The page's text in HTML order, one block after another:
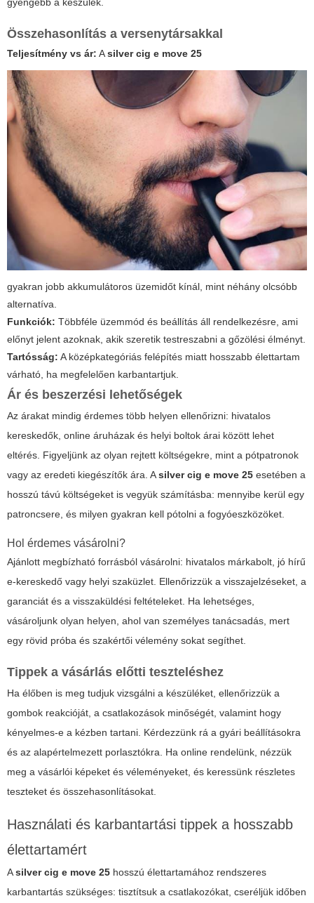
Összehasonlítás a versenytársakkal
Teljesítmény vs ár: Asilver cig e move 25
gyakran jobb akkumulátoros üzemidőt kínál, mint néhány olcsóbb
alternatíva.
Funkciók: Többféle üzemmód és beállítás áll rendelkezésre, ami
előnyt jelent azoknak, akik szeretik testreszabni a gőzölési élményt.
Tartósság: A középkategóriás felépítés miatt hosszabb élettartam
várható, ha megfelelően karbantartjuk.
Ár és beszerzési lehetőségek
Az árakat mindig érdemes több helyen ellenőrizni: hivatalos
kereskedők, online áruházak és helyi boltok árai között lehet
eltérés. Figyeljünk az olyan rejtett költségekre, mint a pótpatronok
vagy az eredeti kiegészítők ára. Asilver cig e move 25 esetében a
hosszú távú költségeket is vegyük számításba: mennyibe kerül egy
patroncsere, és milyen gyakran kell pótolni a fogyóeszközöket.
Hol érdemes vásárolni?
Ajánlott megbízható forrásból vásárolni: hivatalos márkabolt, jó hírű
e-kereskedő vagy helyi szaküzlet. Ellenőrizzük a visszajelzéseket, a
garanciát és a visszaküldési feltételeket. Ha lehetséges,
vásároljunk olyan helyen, ahol van személyes tanácsadás, mert
egy rövid próba és szakértői vélemény sokat segíthet.
Tippek a vásárlás előtti teszteléshez
Ha élőben is meg tudjuk vizsgálni a készüléket, ellenőrizzük a
gombok reakcióját, a csatlakozások minőségét, valamint hogy
kényelmes-e a kézben tartani. Kérdezzünk rá a gyári beállításokra
és az alapértelmezett porlasztókra. Ha online rendelünk, nézzük
meg a vásárlói képeket és véleményeket, és keressünk részletes
teszteket és összehasonlításokat.
Használati és karbantartási tippek a hosszabb
élettartamért
Asilver cig e move 25 hosszú élettartamához rendszeres
karbantartás szükséges: tisztítsuk a csatlakozókat, cseréljük időben